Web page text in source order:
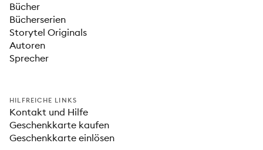
Bücher
Bücherserien
Storytel Originals
Autoren
Sprecher
HILFREICHE LINKS
Kontakt und Hilfe
Geschenkkarte kaufen
Geschenkkarte einlösen